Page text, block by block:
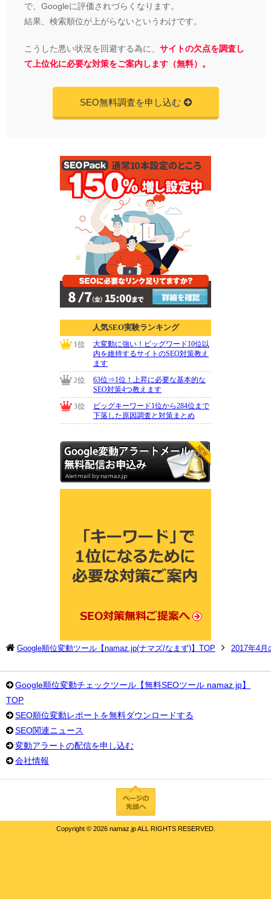
で、Googleに評価されづらくなります。
結果、検索順位が上がらないというわけです。
こうした悪い状況を回避する為に、 サイトの欠点を調査し
て上位化に必要な対策をご案内します（無料）。
SEO無料調査を申し込む
Google順位変動ツール【namaz.jp(ナマズ/なまず)】TOP 2017年4月
Google順位変動チェックツール【無料SEOツール namaz.jp】
TOP
SEO順位変動レポートを無料ダウンロードする
SEO関連ニュース
変動アラートの配信を申し込む
会社情報
Copyright © 2026 namaz.jp ALL RIGHTS RESERVED.